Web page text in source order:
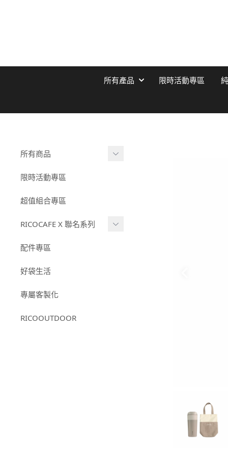
所有產品 限時活動專區
所有商品
純鈦保溫杯
陶瓷塗層保溫杯
316不鏽鋼系列
小杯款系列
限時活動專區
超值組合專區
RICOCAFE X 聯名系列
RICOCAFEＸ我是馬克｜聯
- RICOCAFEＸ我是馬
名款
配件專區
好袋生活
專屬客製化
RICOOUTDOOR